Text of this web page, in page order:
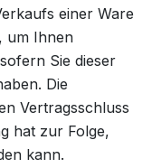
einer Ware
um Ihnen
Sie dieser
Die
Vertragsschluss
hat zur Folge,
kann.